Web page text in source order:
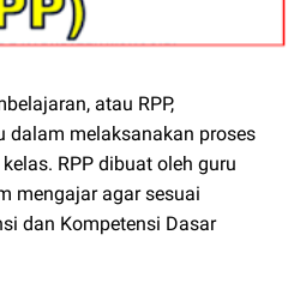
atau RPP,
dalam melaksanakan proses
RPP dibuat oleh guru
mengajar agar sesuai
dan Kompetensi Dasar